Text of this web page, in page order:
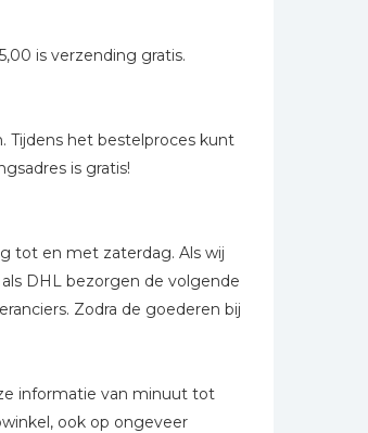
is verzending gratis.
Tijdens het bestelproces kunt
is gratis!
tot en met zaterdag. Als wij
DHL bezorgen de volgende
Zodra de goederen bij
informatie van minuut tot
ook op ongeveer